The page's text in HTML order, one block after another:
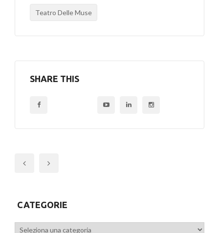
Teatro Delle Muse
SHARE THIS
CATEGORIE
Categorie